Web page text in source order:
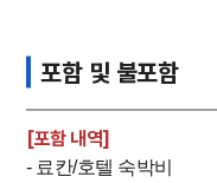
포함 및 불포함
[포함 내역]
- 료칸/호텔 숙박비